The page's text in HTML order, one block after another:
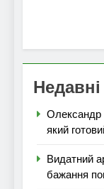
Олександр
який
Видатний
бажання